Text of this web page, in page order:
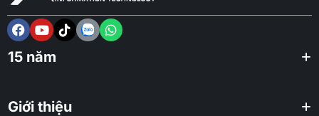
15 năm
Giới thiệu